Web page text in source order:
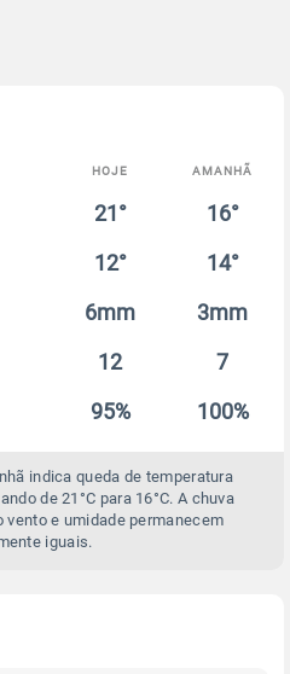
HOJE AMANHÃ
21° 16°
12° 14°
6mm 3mm
12 7
95% 100%
indica queda de temperatura
de 21°C para 16°C. A chuva
vento e umidade permanecem
iguais.